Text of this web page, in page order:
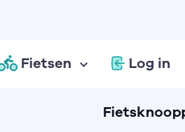
Fietsen Log in